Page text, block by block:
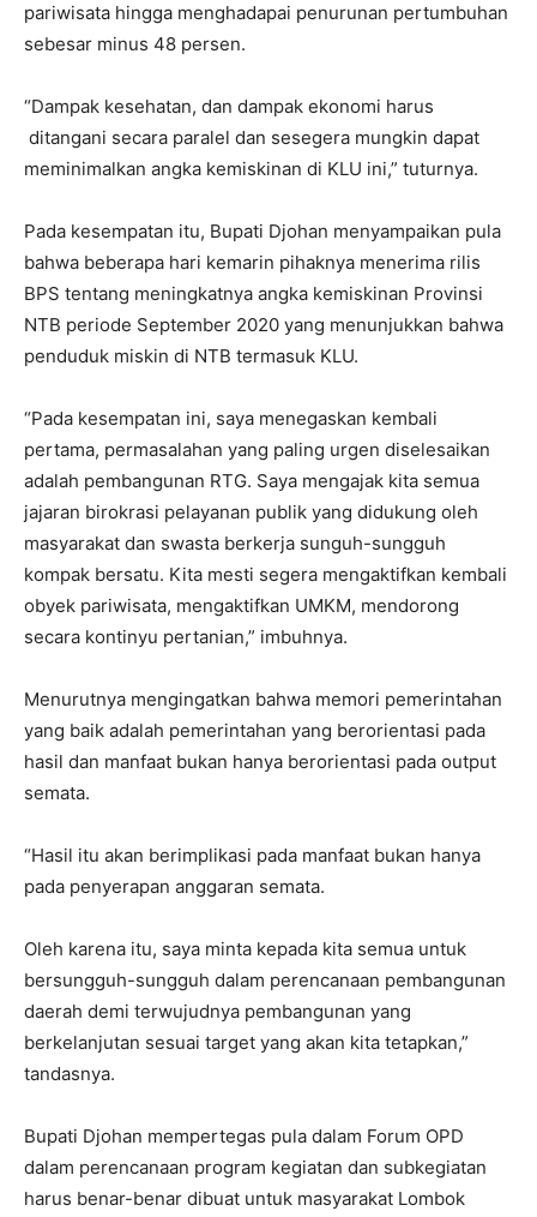
pariwisata hingga menghadapai penurunan pertumbuhan
sebesar minus 48 persen.
“Dampak kesehatan, dan dampak ekonomi harus
ditangani secara paralel dan sesegera mungkin dapat
meminimalkan angka kemiskinan di KLU ini,” tuturnya.
Pada kesempatan itu, Bupati Djohan menyampaikan pula
bahwa beberapa hari kemarin pihaknya menerima rilis
BPS tentang meningkatnya angka kemiskinan Provinsi
NTB periode September 2020 yang menunjukkan bahwa
penduduk miskin di NTB termasuk KLU.
“Pada kesempatan ini, saya menegaskan kembali
pertama, permasalahan yang paling urgen diselesaikan
adalah pembangunan RTG. Saya mengajak kita semua
jajaran birokrasi pelayanan publik yang didukung oleh
masyarakat dan swasta berkerja sunguh-sungguh
kompak bersatu. Kita mesti segera mengaktifkan kembali
obyek pariwisata, mengaktifkan UMKM, mendorong
secara kontinyu pertanian,” imbuhnya.
Menurutnya mengingatkan bahwa memori pemerintahan
yang baik adalah pemerintahan yang berorientasi pada
hasil dan manfaat bukan hanya berorientasi pada output
semata.
“Hasil itu akan berimplikasi pada manfaat bukan hanya
pada penyerapan anggaran semata.
Oleh karena itu, saya minta kepada kita semua untuk
bersungguh-sungguh dalam perencanaan pembangunan
daerah demi terwujudnya pembangunan yang
berkelanjutan sesuai target yang akan kita tetapkan,”
tandasnya.
Bupati Djohan mempertegas pula dalam Forum OPD
dalam perencanaan program kegiatan dan subkegiatan
harus benar-benar dibuat untuk masyarakat Lombok